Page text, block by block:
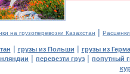
на грузоперевозки Казахстан |
| грузы из Польши | грузы из
| перевезти груз | попутный